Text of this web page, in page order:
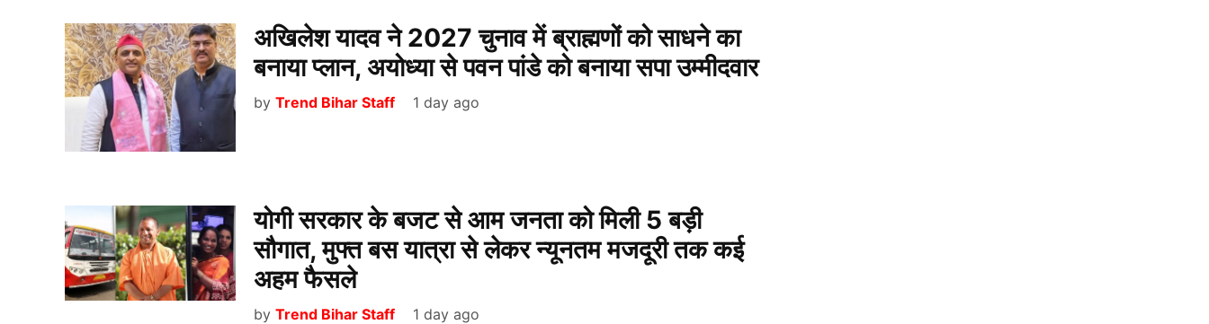
अखिलेश यादव ने 2027 चुनाव में ब्राह्मणों को साधने का
बनाया प्लान, अयोध्या से पवन पांडे को बनाया सपा उम्मीदवार
by Trend Bihar Staff 1 day ago
योगी सरकार के बजट से आम जनता को मिली 5 बड़ी
सौगात, मुफ्त बस यात्रा से लेकर न्यूनतम मजदूरी तक कई
अहम फैसले
by Trend Bihar Staff 1 day ago